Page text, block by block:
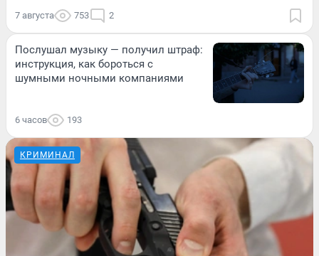
7 августа 753 2
Послушал музыку — получил штраф:
инструкция, как бороться с
шумными ночными компаниями
6 часов 193
КРИМИНАЛ